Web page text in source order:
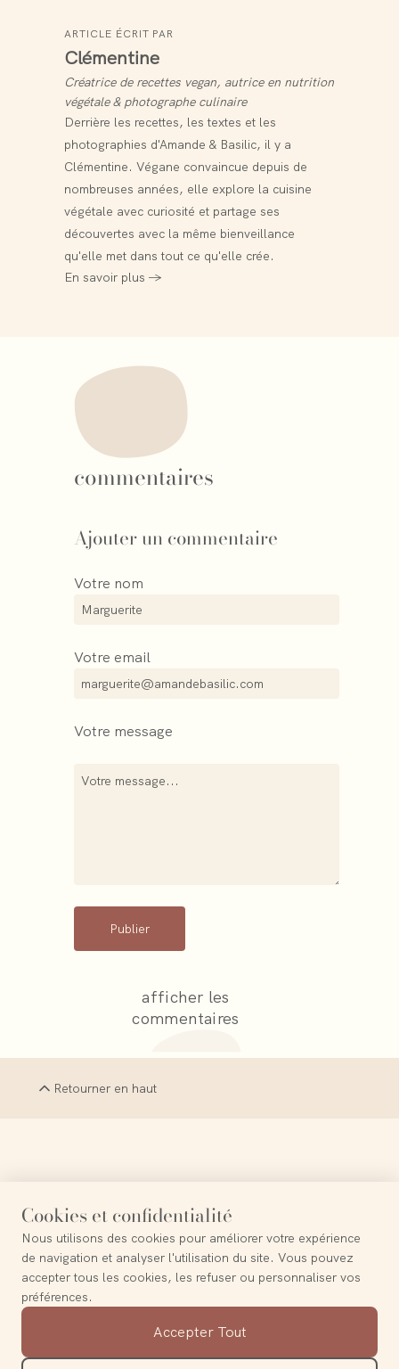
ARTICLE ÉCRIT PAR
Clémentine
Créatrice de recettes vegan, autrice en nutrition
végétale & photographe culinaire
Derrière les recettes, les textes et les
photographies d'Amande & Basilic, il y a
Clémentine. Végane convaincue depuis de
nombreuses années, elle explore la cuisine
végétale avec curiosité et partage ses
découvertes avec la même bienveillance
qu'elle met dans tout ce qu'elle crée.
En savoir plus →
commentaires
Ajouter un commentaire
Votre nom
Votre email
Votre message
Publier
afficher les
commentaires
Retourner en haut
La Terre est le probable paradis perdu
—Frederico Garcia Lorca
Mentions légales
Cookies et confidentialité
Nous utilisons des cookies pour améliorer votre expérience
de navigation et analyser l'utilisation du site. Vous pouvez
accepter tous les cookies, les refuser ou personnaliser vos
préférences.
Accepter Tout